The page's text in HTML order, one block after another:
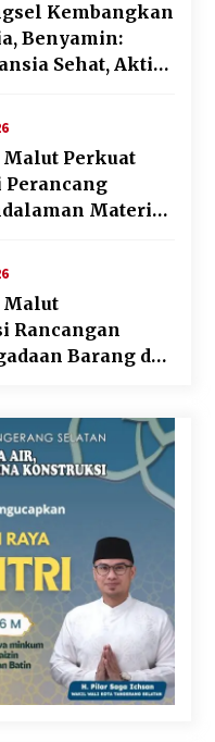
Kembangkan
Benyamin:
Sehat, Aktif,
Perkuat
Perancang
Materi
Malut
Rancangan
Barang dan